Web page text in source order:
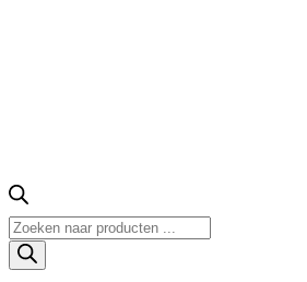
Producten
zoeken